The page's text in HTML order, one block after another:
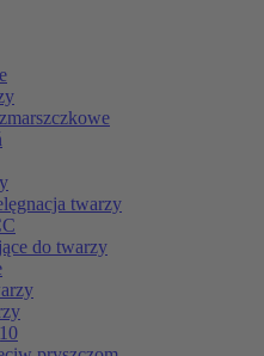
twarzy
do twarzy